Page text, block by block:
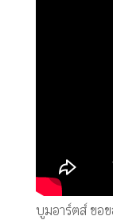
บูมอาร์ตส์ ขอ